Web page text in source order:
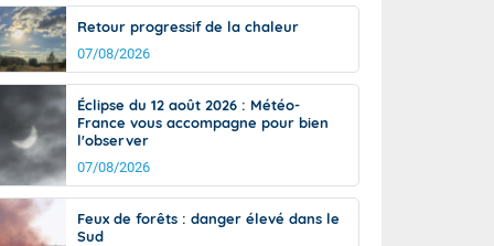
de
Phénomènes dangereux de J+2 à J+7
Avertissement pluies intenses à l'échelle
des communes (Apic)
Bulletins Marine
Bulletins d'estimation du risque
d'avalanche
Météo des forêts
Vigicrues
Retour progressif de la chaleur
07/08/2026
Éclipse du 12 août 2026 : Météo-
France vous accompagne pour bien
l'observer
07/08/2026
Feux de forêts : danger élevé dans le
Sud